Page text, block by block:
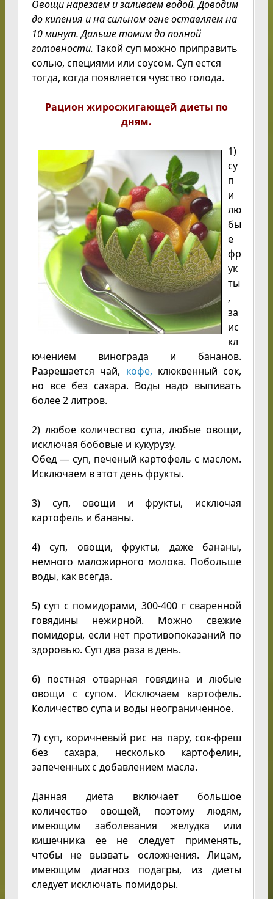
Овощи нарезаем и заливаем водой. Доводим
до кипения и на сильном огне оставляем на
10 минут. Дальше томим до полной
готовности. Такой суп можно приправить
солью, специями или соусом. Суп естся
тогда, когда появляется чувство голода.
Рацион жиросжигающей диеты по
дням.
1)
су
п
и
лю
бы
е
фр
ук
ты
,
за
ис
кл
ючением винограда и бананов.
Разрешается чай, кофе, клюквенный сок,
но все без сахара. Воды надо выпивать
более 2 литров.
2) любое количество супа, любые овощи,
исключая бобовые и кукурузу.
Обед — суп, печеный картофель с маслом.
Исключаем в этот день фрукты.
3) суп, овощи и фрукты, исключая
картофель и бананы.
4) суп, овощи, фрукты, даже бананы,
немного маложирного молока. Побольше
воды, как всегда.
5) суп с помидорами, 300-400 г сваренной
говядины нежирной. Можно свежие
помидоры, если нет противопоказаний по
здоровью. Суп два раза в день.
6) постная отварная говядина и любые
овощи с супом. Исключаем картофель.
Количество супа и воды неограниченное.
7) суп, коричневый рис на пару, сок-фреш
без сахара, несколько картофелин,
запеченных с добавлением масла.
Данная диета включает большое
количество овощей, поэтому людям,
имеющим заболевания желудка или
кишечника ее не следует применять,
чтобы не вызвать осложнения. Лицам,
имеющим диагноз подагры, из диеты
следует исключать помидоры.